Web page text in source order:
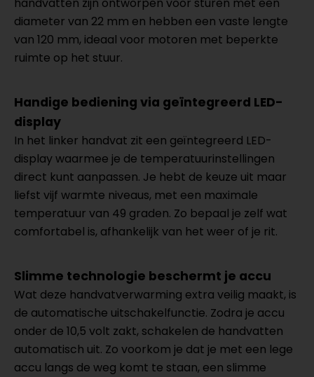
diameter van 22 mm en hebben een vaste lengte
van 120 mm, ideaal voor motoren met beperkte
ruimte op het stuur.
Handige bediening via geïntegreerd LED-
display
In het linker handvat zit een geïntegreerd LED-
display waarmee je de temperatuurinstellingen
direct kunt aanpassen. Je hebt de keuze uit maar
liefst vijf warmte niveaus, met een maximale
temperatuur van 49 graden. Zo bepaal je zelf wat
comfortabel is, afhankelijk van het weer of je rit.
Slimme technologie beschermt je accu
Wat deze handvatverwarming extra veilig maakt, is
de automatische uitschakelfunctie. Zodra je accu
onder de 10,5 volt zakt, schakelen de handvatten
automatisch uit. Zo voorkom je dat je met een lege
accu langs de weg komt te staan, een slimme